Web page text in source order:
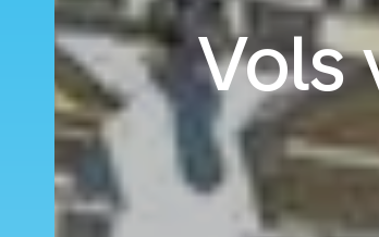
Vols